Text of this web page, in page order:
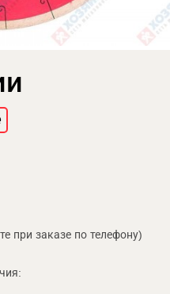
при заказе по телефону)